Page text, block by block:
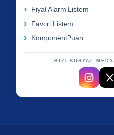
Fiyat Alarm Listem
Favori Listem
KomponentPuan
BİZİ SOSYAL